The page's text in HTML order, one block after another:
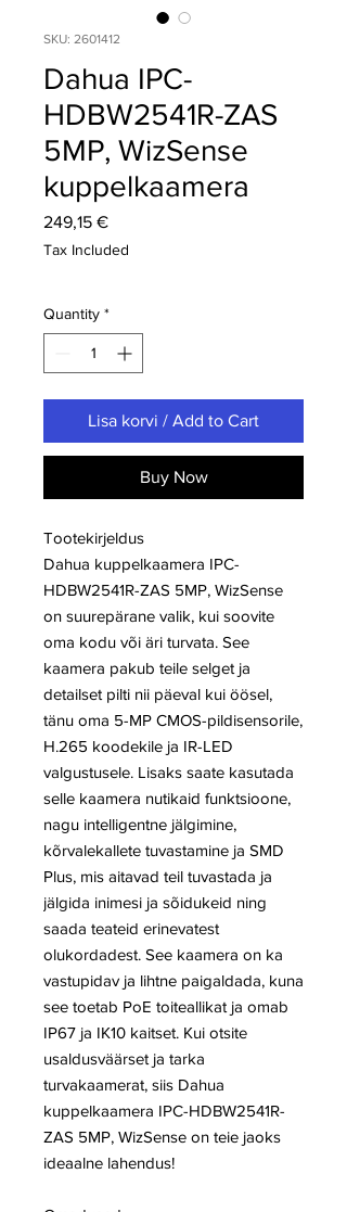
SKU: 2601412
Dahua IPC-
HDBW2541R-ZAS
5MP, WizSense
kuppelkaamera
249,15 €Price
Tax Included
Quantity *
Lisa korvi / Add to Cart
Buy Now
Tootekirjeldus
Dahua kuppelkaamera IPC-
HDBW2541R-ZAS 5MP, WizSense
on suurepärane valik, kui soovite
oma kodu või äri turvata. See
kaamera pakub teile selget ja
detailset pilti nii päeval kui öösel,
tänu oma 5-MP CMOS-pildisensorile,
H.265 koodekile ja IR-LED
valgustusele. Lisaks saate kasutada
selle kaamera nutikaid funktsioone,
nagu intelligentne jälgimine,
kõrvalekallete tuvastamine ja SMD
Plus, mis aitavad teil tuvastada ja
jälgida inimesi ja sõidukeid ning
saada teateid erinevatest
olukordadest. See kaamera on ka
vastupidav ja lihtne paigaldada, kuna
see toetab PoE toiteallikat ja omab
IP67 ja IK10 kaitset. Kui otsite
usaldusväärset ja tarka
turvakaamerat, siis Dahua
kuppelkaamera IPC-HDBW2541R-
ZAS 5MP, WizSense on teie jaoks
ideaalne lahendus!